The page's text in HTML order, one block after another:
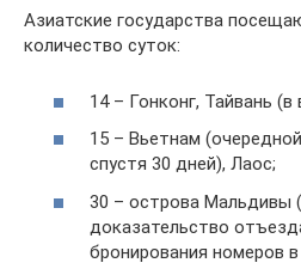
Азиатские государства
количество суток:
14 – Гонконг, Тайвань
15 – Вьетнам
спустя 30 дней), Лаос;
30 – острова Мальдивы
доказательство
бронирования номеров